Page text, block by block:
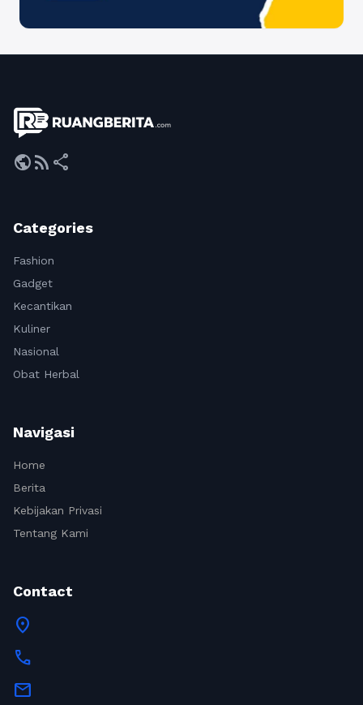
publicrss_feed share
Categories
Fashion
Gadget
Kecantikan
Kuliner
Nasional
Obat Herbal
Navigasi
Home
Berita
Kebijakan Privasi
Tentang Kami
Contact
location_on
call
mail